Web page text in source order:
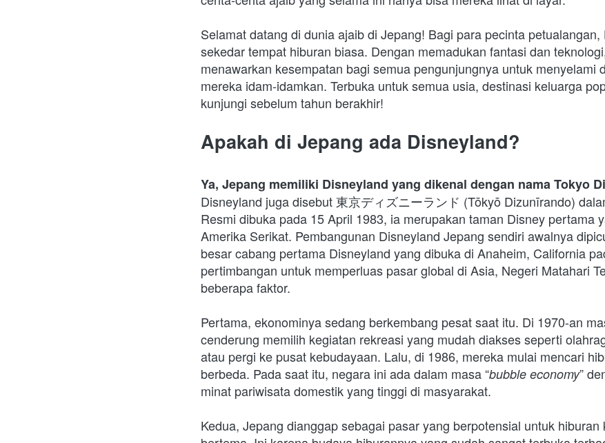
Selamat datang di dunia ajaib di Jepang! Bagi para pecinta
sekedar tempat hiburan biasa. Dengan memadukan fantasi dan
menawarkan kesempatan bagi semua pengunjungnya untuk menyelami
mereka idam-idamkan. Terbuka untuk semua usia, destinasi keluarga
kunjungi sebelum tahun berakhir!
Apakah di Jepang ada Disneyland?
Ya, Jepang memiliki Disneyland yang dikenal dengan nama Tokyo
Disneyland juga disebut 東京ディズニーランド (Tōkyō Dizunīrando)
Resmi dibuka pada 15 April 1983, ia merupakan taman Disney pertama
Amerika Serikat. Pembangunan Disneyland Jepang sendiri awalnya
besar cabang pertama Disneyland yang dibuka di Anaheim, California
pertimbangan untuk memperluas pasar global di Asia, Negeri Matahari
beberapa faktor.
Pertama, ekonominya sedang berkembang pesat saat itu. Di 1970-an
cenderung memilih kegiatan rekreasi yang mudah diakses seperti
atau pergi ke pusat kebudayaan. Lalu, di 1986, mereka mulai mencari
berbeda. Pada saat itu, negara ini ada dalam masa “bubble economy”
minat pariwisata domestik yang tinggi di masyarakat.
Kedua, Jepang dianggap sebagai pasar yang berpotensial untuk hiburan